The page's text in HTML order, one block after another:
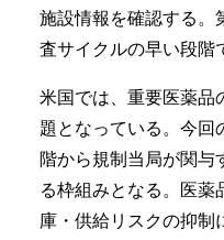
施設情報を確認する。
査サイクルの早い段階
米国では、重要医薬品
題となっている。今
階から規制当局が関与
る枠組みとなる。医
庫・供給リスクの抑制